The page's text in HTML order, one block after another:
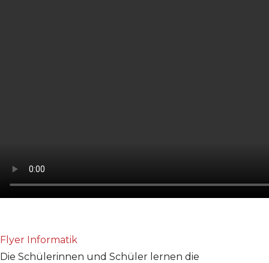
Flyer Informatik
Die Schülerinnen und Schüler lernen die